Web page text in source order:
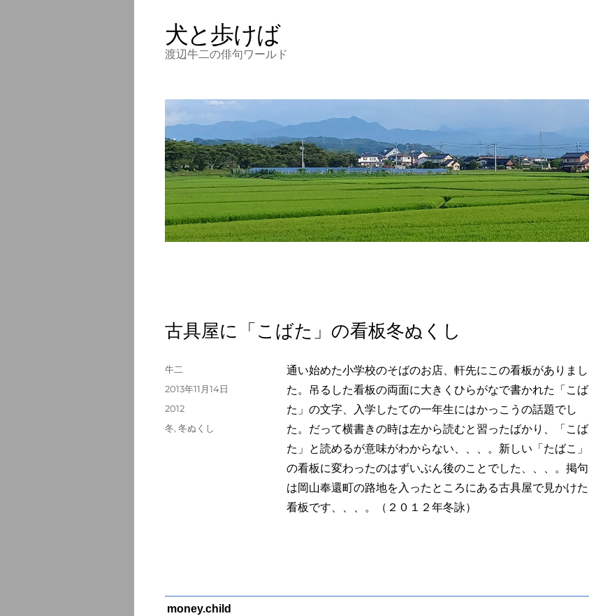
犬と歩けば
渡辺牛二の俳句ワールド
古具屋に「こばた」の看板冬ぬくし
通い始めた小学校のそばのお店、軒先にこの看板がありまし
た。吊るした看板の両面に大きくひらがなで書かれた「こば
た」の文字、入学したての一年生にはかっこうの話題でし
た。だって横書きの時は左から読むと習ったばかり、「こば
た」と読めるが意味がわからない、、、。新しい「たばこ」
の看板に変わったのはずいぶん後のことでした、、、。掲句
は岡山奉還町の路地を入ったところにある古具屋で見かけた
看板です、、、。（２０１２年冬詠）
投
牛二
投
2013年11月14日
カ
テ
2012
タ
冬, 冬ぬくし
money.child